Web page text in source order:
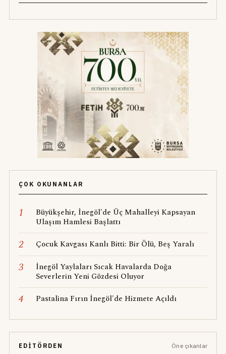
ÇOK OKUNANLAR
1
Büyükşehir, İnegöl'de Üç Mahalleyi Kapsayan
Ulaşım Hamlesi Başlattı
2 Çocuk Kavgası Kanlı Bitti: Bir Ölü, Beş Yaralı
3
İnegöl Yaylaları Sıcak Havalarda Doğa
Severlerin Yeni Gözdesi Oluyor
4 Pastalina Fırın İnegöl'de Hizmete Açıldı
EDITÖRDEN Öne çıkanlar